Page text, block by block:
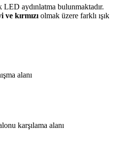
aydınlatma bulunmaktadır.
ve kırmızı olmak üzere farklı ışık
alanı
karşılama alanı